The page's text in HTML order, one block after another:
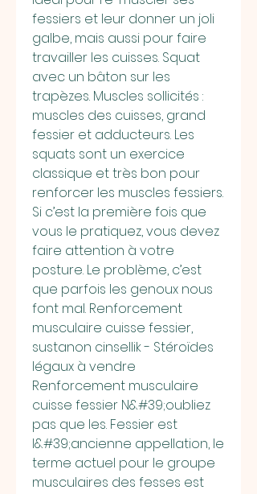
fessiers et leur donner un joli
galbe, mais aussi pour faire
travailler les cuisses. Squat
avec un bâton sur les
trapèzes. Muscles sollicités :
muscles des cuisses, grand
fessier et adducteurs. Les
squats sont un exercice
classique et très bon pour
renforcer les muscles fessiers.
Si c’est la première fois que
vous le pratiquez, vous devez
faire attention à votre
posture. Le problème, c’est
que parfois les genoux nous
font mal. Renforcement
musculaire cuisse fessier,
sustanon cinsellik - Stéroïdes
légaux à vendre
Renforcement musculaire
cuisse fessier N&#39;oubliez
pas que les. Fessier est
l&#39;ancienne appellation, le
terme actuel pour le groupe
musculaires des fesses est